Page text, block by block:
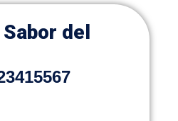
del